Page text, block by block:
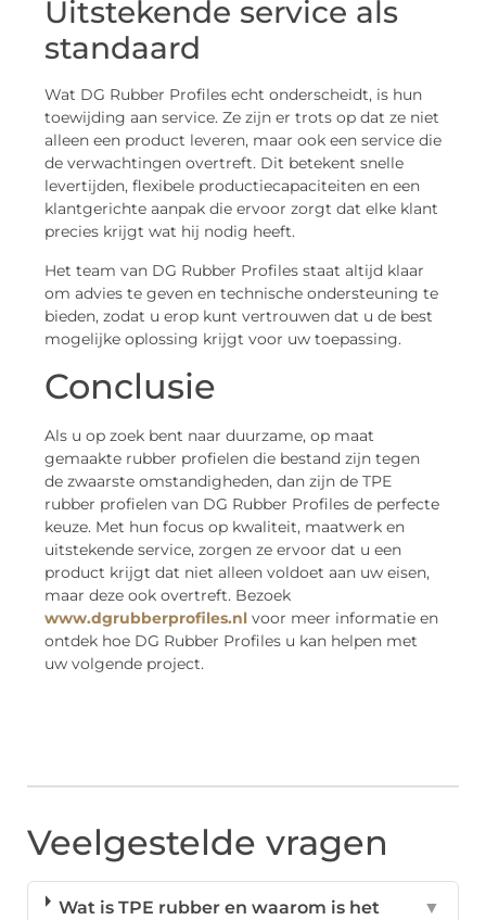
Uitstekende service als
standaard
Wat DG Rubber Profiles echt onderscheidt, is hun
toewijding aan service. Ze zijn er trots op dat ze niet
alleen een product leveren, maar ook een service die
de verwachtingen overtreft. Dit betekent snelle
levertijden, flexibele productiecapaciteiten en een
klantgerichte aanpak die ervoor zorgt dat elke klant
precies krijgt wat hij nodig heeft.
Het team van DG Rubber Profiles staat altijd klaar
om advies te geven en technische ondersteuning te
bieden, zodat u erop kunt vertrouwen dat u de best
mogelijke oplossing krijgt voor uw toepassing.
Conclusie
Als u op zoek bent naar duurzame, op maat
gemaakte rubber profielen die bestand zijn tegen
de zwaarste omstandigheden, dan zijn de TPE
rubber profielen van DG Rubber Profiles de perfecte
keuze. Met hun focus op kwaliteit, maatwerk en
uitstekende service, zorgen ze ervoor dat u een
product krijgt dat niet alleen voldoet aan uw eisen,
maar deze ook overtreft. Bezoek
www.dgrubberprofiles.nl voor meer informatie en
ontdek hoe DG Rubber Profiles u kan helpen met
uw volgende project.
Veelgestelde vragen
Wat is TPE rubber en waarom is het
▼